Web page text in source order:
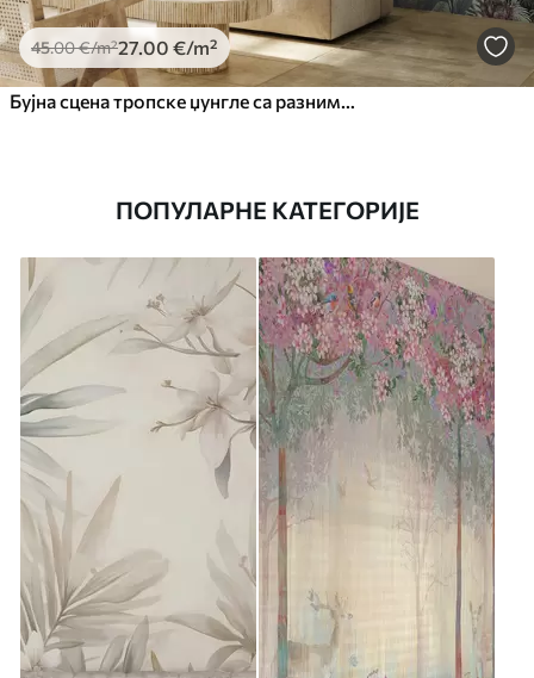
45.00€/m²27.00 €/m²
Бујна сцена тропске џунгле са разним палмама, великим лишћем и шареним цвећем у првом плану
ПОПУЛАРНЕ КАТЕГОРИЈЕ